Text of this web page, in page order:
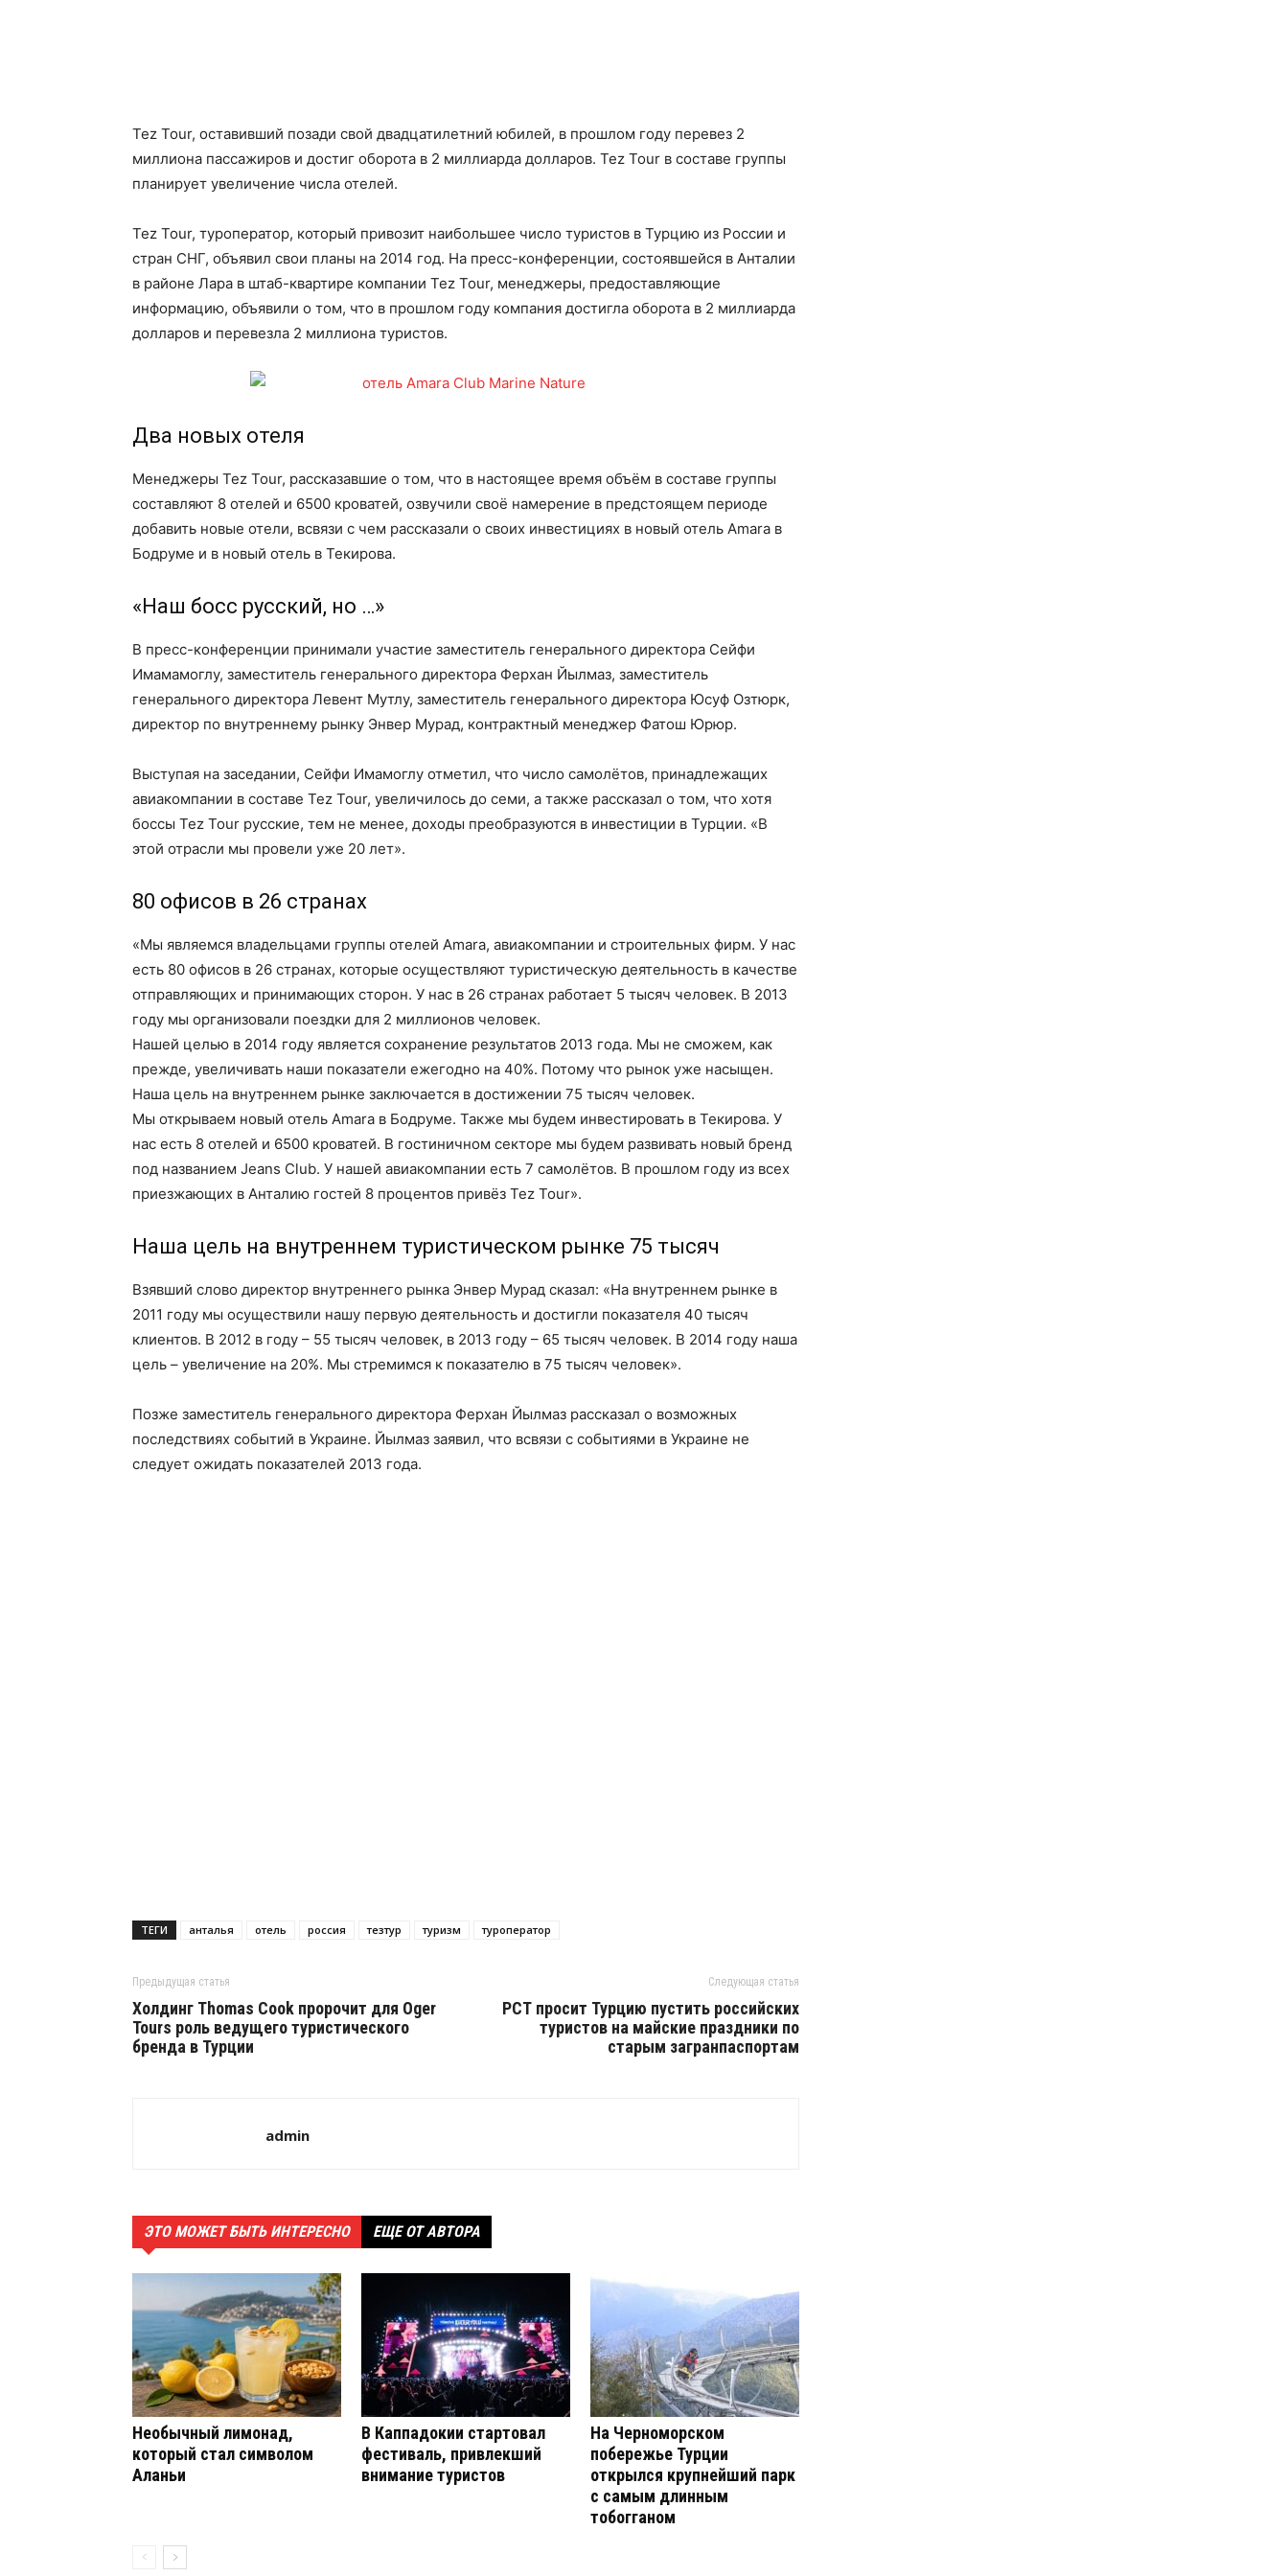
Tez Tour, оставивший позади свой двадцатилетний юбилей, в прошлом году перевез 2
миллиона пассажиров и достиг оборота в 2 миллиарда долларов. Tez Tour в составе группы
планирует увеличение числа отелей.
Tez Tour, туроператор, который привозит наибольшее число туристов в Турцию из России и
стран СНГ, объявил свои планы на 2014 год. На пресс-конференции, состоявшейся в Анталии
в районе Лара в штаб-квартире компании Tez Tour, менеджеры, предоставляющие
информацию, объявили о том, что в прошлом году компания достигла оборота в 2 миллиарда
долларов и перевезла 2 миллиона туристов.
Два новых отеля
Менеджеры Tez Tour, рассказавшие о том, что в настоящее время объём в составе группы
составляют 8 отелей и 6500 кроватей, озвучили своё намерение в предстоящем периоде
добавить новые отели, всвязи с чем рассказали о своих инвестициях в новый отель Amara в
Бодруме и в новый отель в Текирова.
«Наш босс русский, но …»
В пресс-конференции принимали участие заместитель генерального директора Сейфи
Имамамоглу, заместитель генерального директора Ферхан Йылмаз, заместитель
генерального директора Левент Мутлу, заместитель генерального директора Юсуф Озтюрк,
директор по внутреннему рынку Энвер Мурад, контрактный менеджер Фатош Юрюр.
Выступая на заседании, Сейфи Имамоглу отметил, что число самолётов, принадлежащих
авиакомпании в составе Tez Tour, увеличилось до семи, а также рассказал о том, что хотя
боссы Tez Tour русские, тем не менее, доходы преобразуются в инвестиции в Турции. «В
этой отрасли мы провели уже 20 лет».
80 офисов в 26 странах
«Мы являемся владельцами группы отелей Amara, авиакомпании и строительных фирм. У нас
есть 80 офисов в 26 странах, которые осуществляют туристическую деятельность в качестве
отправляющих и принимающих сторон. У нас в 26 странах работает 5 тысяч человек. В 2013
году мы организовали поездки для 2 миллионов человек.
Нашей целью в 2014 году является сохранение результатов 2013 года. Мы не сможем, как
прежде, увеличивать наши показатели ежегодно на 40%. Потому что рынок уже насыщен.
Наша цель на внутреннем рынке заключается в достижении 75 тысяч человек.
Мы открываем новый отель Amara в Бодруме. Также мы будем инвестировать в Текирова. У
нас есть 8 отелей и 6500 кроватей. В гостиничном секторе мы будем развивать новый бренд
под названием Jeans Club. У нашей авиакомпании есть 7 самолётов. В прошлом году из всех
приезжающих в Анталию гостей 8 процентов привёз Tez Tour».
Наша цель на внутреннем туристическом рынке 75 тысяч
Взявший слово директор внутреннего рынка Энвер Мурад сказал: «На внутреннем рынке в
2011 году мы осуществили нашу первую деятельность и достигли показателя 40 тысяч
клиентов. В 2012 в году – 55 тысяч человек, в 2013 году – 65 тысяч человек. В 2014 году наша
цель – увеличение на 20%. Мы стремимся к показателю в 75 тысяч человек».
Позже заместитель генерального директора Ферхан Йылмаз рассказал о возможных
последствиях событий в Украине. Йылмаз заявил, что всвязи с событиями в Украине не
следует ожидать показателей 2013 года.
ТЕГИ анталья отель россия тезтур туризм туроператор
Предыдущая статья
Холдинг Thomas Cook пророчит для Oger
Tours роль ведущего туристического
бренда в Турции
Следующая статья
РСТ просит Турцию пустить российских
туристов на майские праздники по
старым загранпаспортам
admin
ЭТО МОЖЕТ БЫТЬ ИНТЕРЕСНО ЕЩЕ ОТ АВТОРА
Необычный лимонад,
который стал символом
Аланьи
В Каппадокии стартовал
фестиваль, привлекший
внимание туристов
На Черноморском
побережье Турции
открылся крупнейший парк
с самым длинным
тобогганом